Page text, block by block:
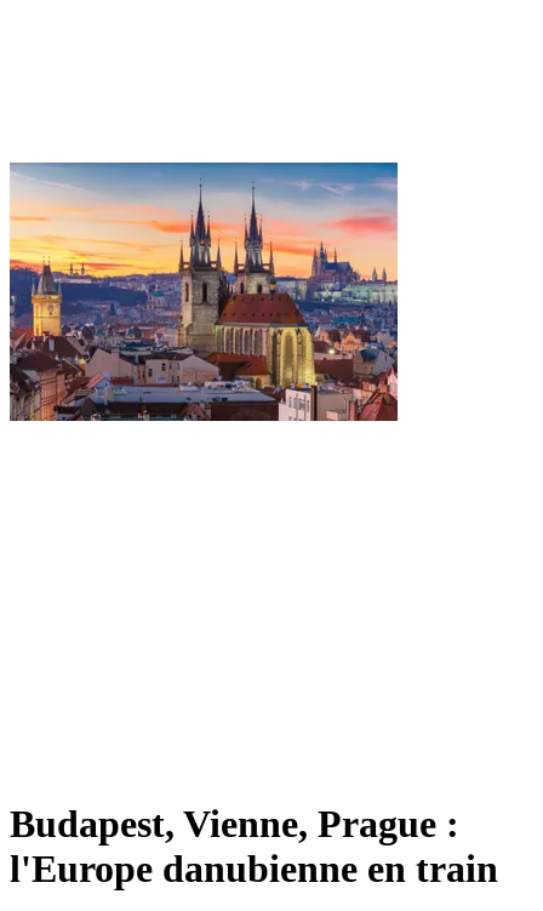
Budapest, Vienne, Prague :
l'Europe danubienne en train